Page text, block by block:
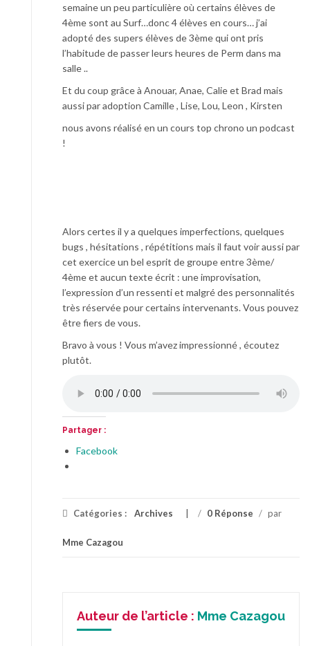
semaine un peu particulière où certains élèves de
4ème sont au Surf…donc 4 élèves en cours… j’ai
adopté des supers élèves de 3ème qui ont pris
l’habitude de passer leurs heures de Perm dans ma
salle ..
Et du coup grâce à Anouar, Anae, Calie et Brad mais
aussi par adoption Camille , Lise, Lou, Leon , Kirsten
nous avons réalisé en un cours top chrono un podcast
!
Alors certes il y a quelques imperfections, quelques
bugs , hésitations , répétitions mais il faut voir aussi par
cet exercice un bel esprit de groupe entre 3ème/
4ème et aucun texte écrit : une improvisation,
l’expression d’un ressenti et malgré des personnalités
très réservée pour certains intervenants. Vous pouvez
être fiers de vous.
Bravo à vous ! Vous m’avez impressionné , écoutez
plutôt.
Partager :
Facebook
Catégories : Archives / 0 Réponse / par
Mme Cazagou
Auteur de l’article : Mme Cazagou